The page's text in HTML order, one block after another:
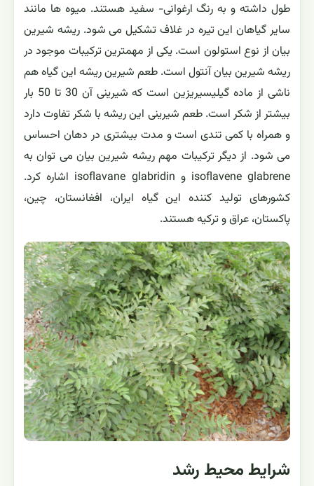
طول داشته و به رنگ ارغوانی- سفید هستند. میوه ها مانند
سایر گیاهان این تیره در غلاف تشکیل می شود. ریشه شیرین
بیان از نوع استولون است. یکی از مهمترین ترکیبات موجود در
ریشه شیرین بیان آنتول است. طعم شیرین ریشه این گیاه هم
ناشی از ماده گیلیسیریزین است که شیرینی آن 30 تا 50 بار
بیشتر از شکر است. طعم شیرینی این ریشه با شکر تفاوت دارد
و همراه با کمی تندی است و مدت بیشتری در دهان احساس
می شود. از دیگر ترکیبات مهم ریشه شیرین بیان می توان به
isoflavene glabrene و isoflavane glabridin اشاره کرد.
کشورهای تولید کننده این گیاه ایران، افغانستان، چین،
پاکستان، عراق و ترکیه هستند.
شرایط محیط رشد